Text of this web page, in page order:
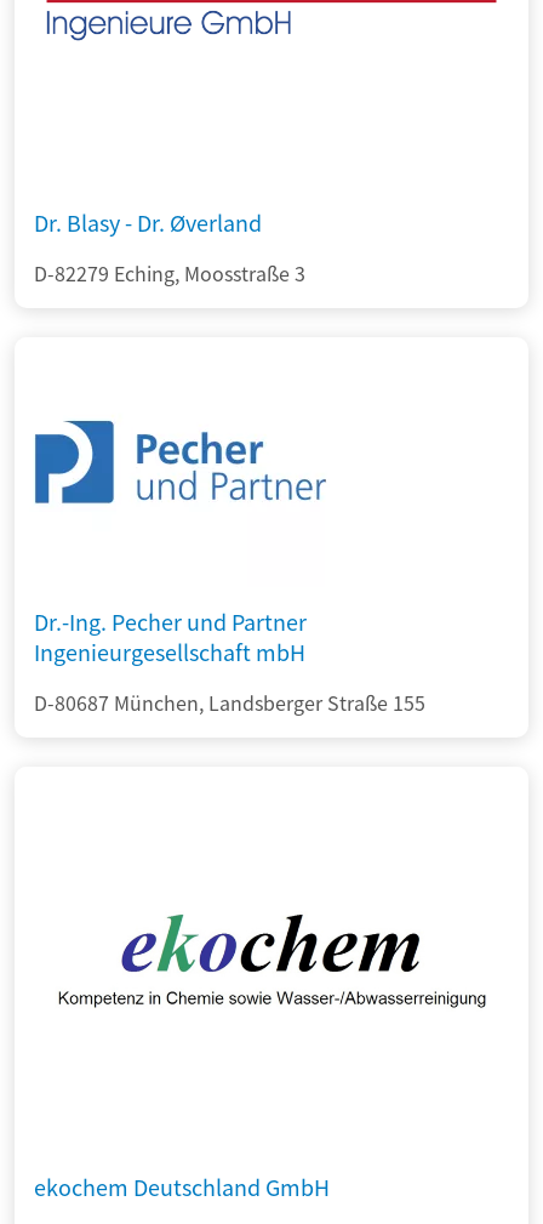
Dr. Blasy - Dr. Øverland
D-82279 Eching, Moosstraße 3
Dr.-Ing. Pecher und Partner
Ingenieurgesellschaft mbH
D-80687 München, Landsberger Straße 155
ekochem Deutschland GmbH